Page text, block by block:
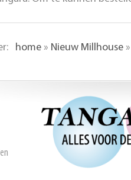
home » Nieuw Millhouse »